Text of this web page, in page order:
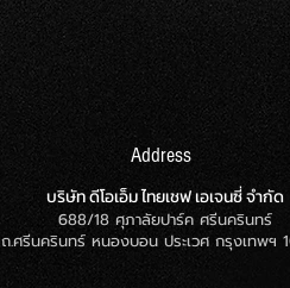
Address
บริษัท ดีโอเอ็ม ไทยเชฟ เอเจนซี่ จำกัด
688/18 ศุภาลัยปาร์ค ศรีนครินทร์
ถ.ศรีนครินทร์ หนองบอน ประเวศ กรุงเทพฯ